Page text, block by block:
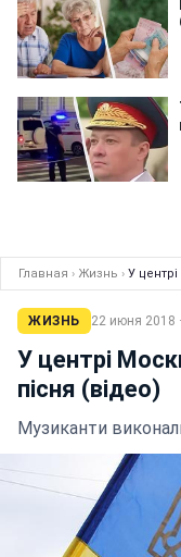
Главная › Жизнь › У
ЖИЗНЬ 22 июня 2018
У центрі
пісня (відео)
Музиканти